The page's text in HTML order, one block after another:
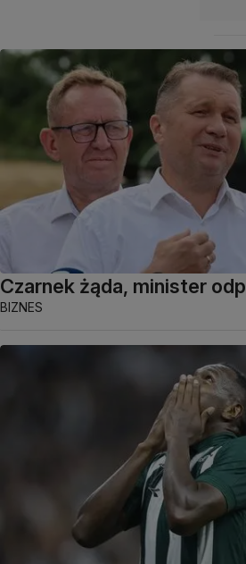
Czarnek żąda, minister
BIZNES